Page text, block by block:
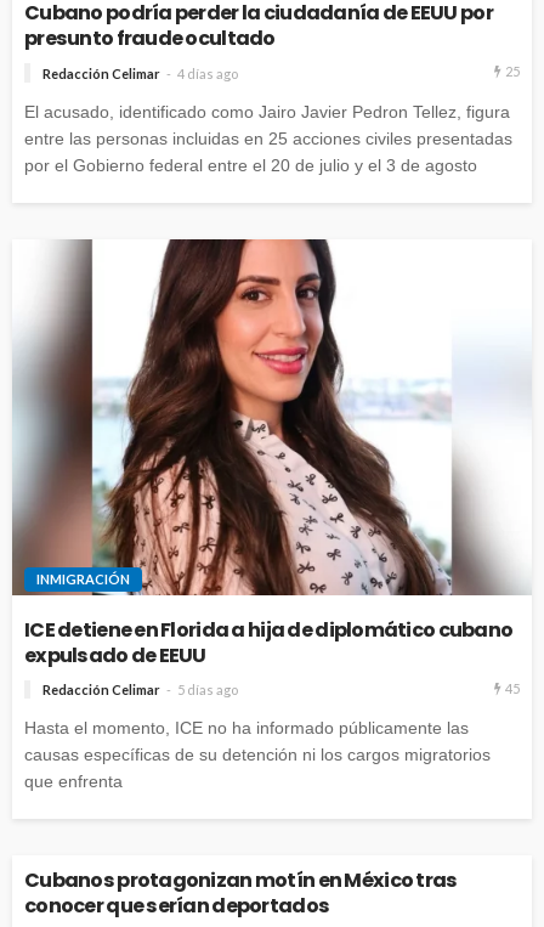
Cubano podría perder la ciudadanía de EEUU por
presunto fraude ocultado
Redacción Celimar 4 días ago 25
El acusado, identificado como Jairo Javier Pedron Tellez, figura
entre las personas incluidas en 25 acciones civiles presentadas
por el Gobierno federal entre el 20 de julio y el 3 de agosto
INMIGRACIÓN
ICE detiene en Florida a hija de diplomático cubano
expulsado de EEUU
Redacción Celimar 5 días ago 45
Hasta el momento, ICE no ha informado públicamente las
causas específicas de su detención ni los cargos migratorios
que enfrenta
Cubanos protagonizan motín en México tras
conocer que serían deportados